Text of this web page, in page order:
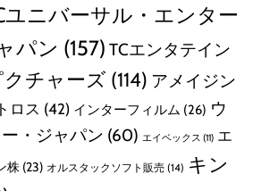
ユニバーサル・エンター
パン (157) TCエンタテイン
クチャーズ (114) アメイジン
ロス (42) インターフィルム (26) ウ
・ジャパン (60) エイベックス (11) エ
株 (23) オルスタックソフト販売 (14) キン